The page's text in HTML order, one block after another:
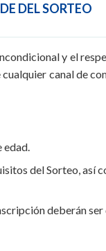
DEL SORTEO
y el
canal de
edad.
del Sorteo, así
deberán ser